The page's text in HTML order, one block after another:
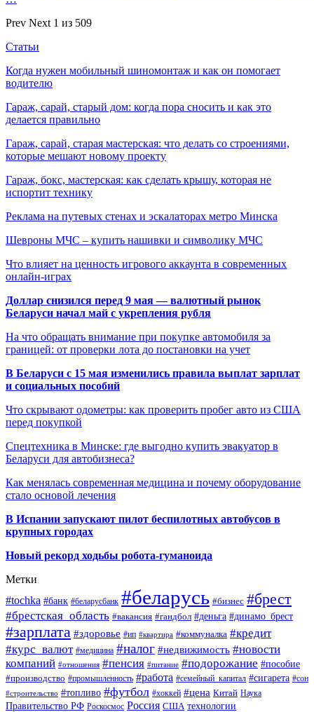
Prev Next 1 из 509
Статьи
Когда нужен мобильный шиномонтаж и как он помогает
водителю
Гараж, сарай, старый дом: когда пора сносить и как это
делается правильно
Гараж, сарай, старая мастерская: что делать со строениями,
которые мешают новому проекту
Гараж, бокс, мастерская: как сделать крышу, которая не
испортит технику
Реклама на путевых стенах и эскалаторах метро Минска
Шевроны МЧС – купить нашивки и символику МЧС
Что влияет на ценность игрового аккаунта в современных
онлайн-играх
Доллар снизился перед 9 мая — валютный рынок
Беларуси начал май с укрепления рубля
На что обращать внимание при покупке автомобиля за
границей: от проверки лота до постановки на учет
В Беларуси с 15 мая изменились правила выплат зарплат
и социальных пособий
Что скрывают одометры: как проверить пробег авто из США
перед покупкой
Спецтехника в Минске: где выгодно купить эвакуатор в
Беларуси для автобизнеса?
Как менялась современная медицина и почему оборудование
стало основой лечения
В Испании запускают пилот беспилотных автобусов в
крупных городах
Новый рекорд ходьбы робота-гуманоида
Метки
#tochka #банк #беларусбанк #беларусь #бизнес #брест
#брестская_область #вакансия #гандбол #деньга #динамо_брест
#зарплата #здоровье #ип #квартира #коммуналка #кредит
#курс_валют #медицина #налог #недвижимость #новости
компаний #отношения #пенсия #питание #подорожание #пособие
#производство #промышленность #работа #семейный_капитал #сигарета #сон
#строительство #топливо #футбол #хоккей #цена Китай Наука
Правительство РФ Роскосмос Россия США технологии